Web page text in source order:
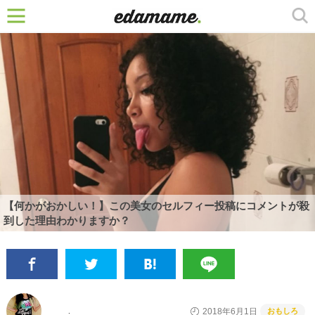
【何かがおかしい！】この美女のセルフィー投稿にコメントが殺
到した理由わかりますか？
2018年6月1日 おもしろ